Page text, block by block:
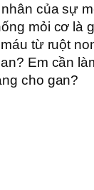
của sự
mỏi cơ là
từ ruột
Em cần
cho gan?